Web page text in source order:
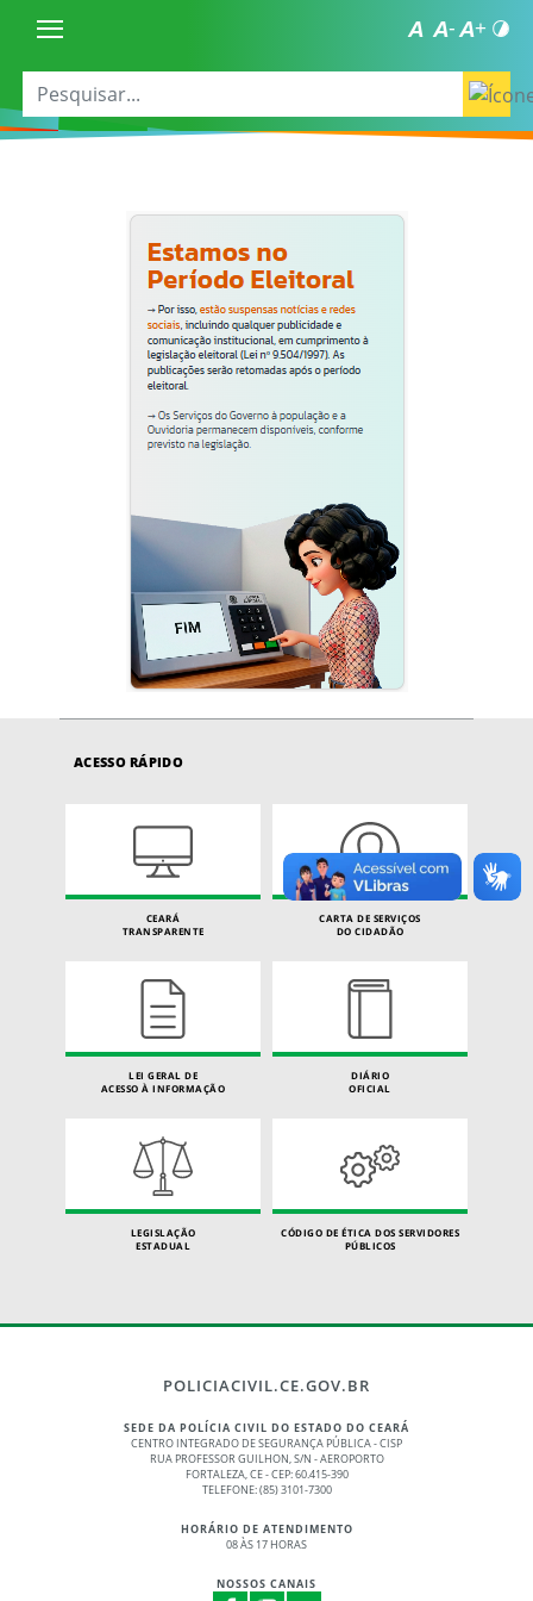
ACESSO RÁPIDO
CEARÁ
TRANSPARENTE
CARTA DE SERVIÇOS
DO CIDADÃO
LEI GERAL DE
ACESSO À INFORMAÇÃO
DIÁRIO
OFICIAL
LEGISLAÇÃO
ESTADUAL
CÓDIGO DE ÉTICA DOS SERVIDORES
PÚBLICOS
POLICIACIVIL.CE.GOV.BR
SEDE DA POLÍCIA CIVIL DO ESTADO DO CEARÁ
CENTRO INTEGRADO DE SEGURANÇA PÚBLICA - CISP
RUA PROFESSOR GUILHON, S/N - AEROPORTO
FORTALEZA, CE - CEP: 60.415-390
TELEFONE: (85) 3101-7300
HORÁRIO DE ATENDIMENTO
08 ÀS 17 HORAS
NOSSOS CANAIS